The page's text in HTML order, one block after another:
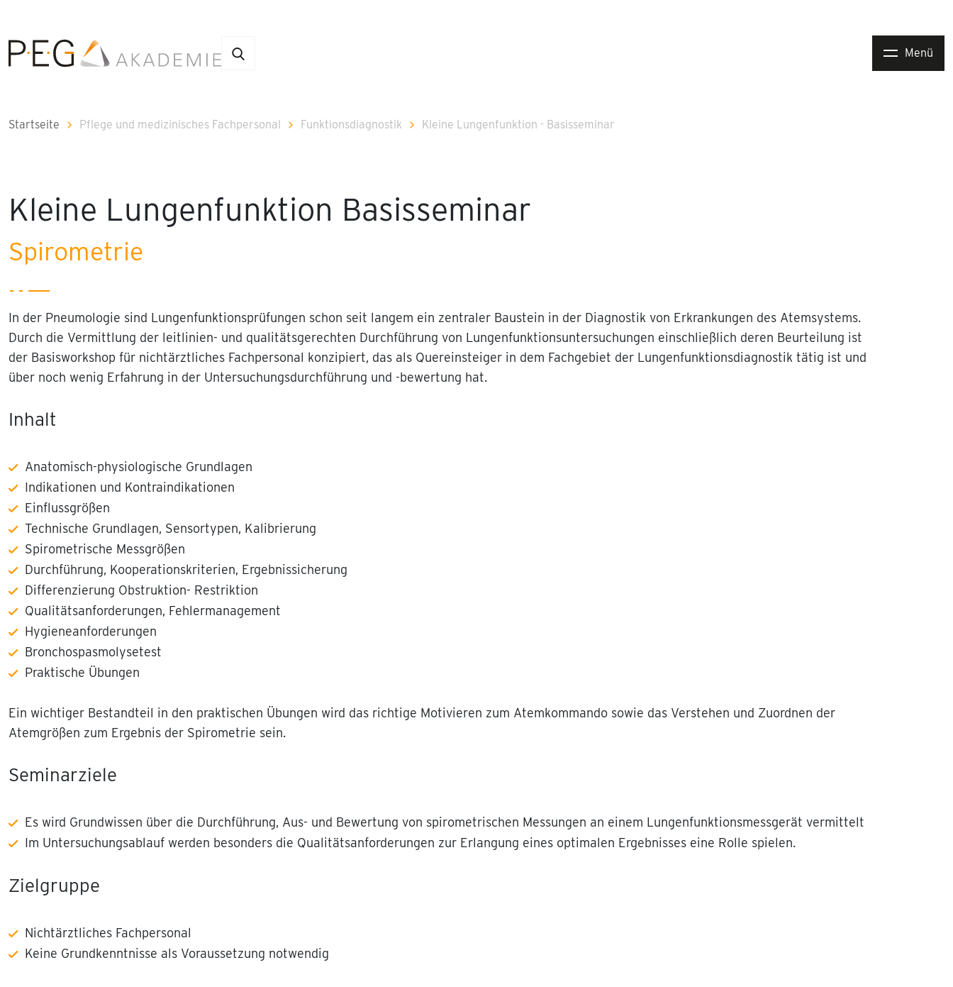
Menü
Startseite Pflege und medizinisches Fachpersonal Funktionsdiagnostik Kleine Lungenfunktion - Basisseminar
Kleine Lungenfunktion Basisseminar
Spirometrie
In der Pneumologie sind Lungenfunktionsprüfungen schon seit langem ein zentraler Baustein in der Diagnostik von Erkrankungen des Atemsystems.
Durch die Vermittlung der leitlinien- und qualitätsgerechten Durchführung von Lungenfunktionsuntersuchungen einschließlich deren Beurteilung ist
der Basisworkshop für nichtärztliches Fachpersonal konzipiert, das als Quereinsteiger in dem Fachgebiet der Lungenfunktionsdiagnostik tätig ist und
über noch wenig Erfahrung in der Untersuchungsdurchführung und -bewertung hat.
Inhalt
Anatomisch-physiologische Grundlagen
Indikationen und Kontraindikationen
Einflussgrößen
Technische Grundlagen, Sensortypen, Kalibrierung
Spirometrische Messgrößen
Durchführung, Kooperationskriterien, Ergebnissicherung
Differenzierung Obstruktion- Restriktion
Qualitätsanforderungen, Fehlermanagement
Hygieneanforderungen
Bronchospasmolysetest
Praktische Übungen
Ein wichtiger Bestandteil in den praktischen Übungen wird das richtige Motivieren zum Atemkommando sowie das Verstehen und Zuordnen der
Atemgrößen zum Ergebnis der Spirometrie sein.
Seminarziele
Es wird Grundwissen über die Durchführung, Aus- und Bewertung von spirometrischen Messungen an einem Lungenfunktionsmessgerät vermittelt
Im Untersuchungsablauf werden besonders die Qualitätsanforderungen zur Erlangung eines optimalen Ergebnisses eine Rolle spielen.
Zielgruppe
Nichtärztliches Fachpersonal
Keine Grundkenntnisse als Voraussetzung notwendig